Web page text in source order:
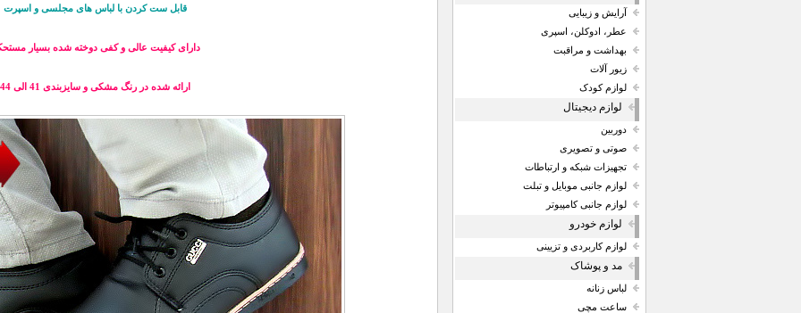
آرایش و زیبایی
عطر، ادوکلن، اسپری
بهداشت و مراقبت
زیور آلات
لوازم کودک
لوازم دیجیتال
دوربین
صوتی و تصویری
تجهیزات شبکه و ارتباطات
لوازم جانبی موبایل و تبلت
لوازم جانبی کامپیوتر
لوازم خودرو
لوازم کاربردی و تزیینی
مد و پوشاک
لباس زنانه
ساعت مچی
قابل ست کردن با لباس های مجلسی و اسپرت
دارای کیفیت عالی و کفی دوخته شده بسیار
ارائه شده در رنگ مشکی و سایزبندی 41 الی 44